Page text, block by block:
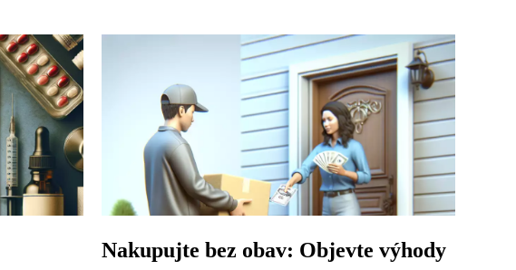
Nakupujte bez obav: Objevte výhody